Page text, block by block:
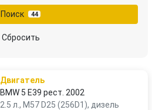
Поиск 44
Сбросить
Двигатель
BMW 5 E39 рест. 2002
2.5 л., M57 D25 (256D1), дизель